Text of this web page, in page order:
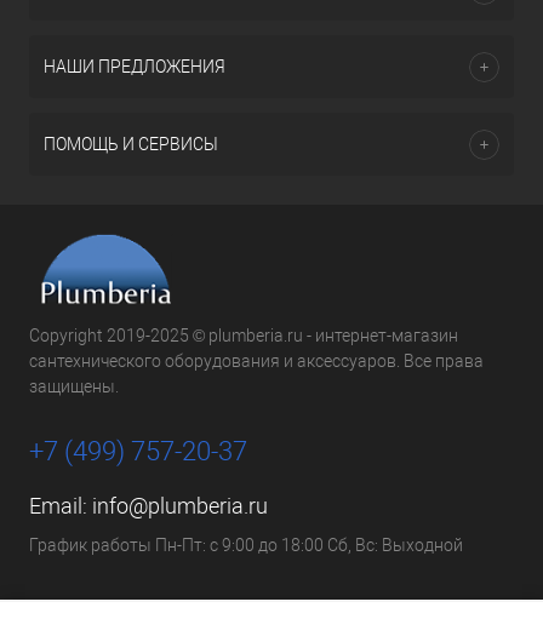
НАШИ ПРЕДЛОЖЕНИЯ
ПОМОЩЬ И СЕРВИСЫ
Copyright 2019-2025 © plumberia.ru - интернет-магазин
сантехнического оборудования и аксессуаров. Все права
защищены.
+7 (499) 757-20-37
Email: info@plumberia.ru
График работы Пн-Пт: с 9:00 до 18:00 Сб, Вс: Выходной